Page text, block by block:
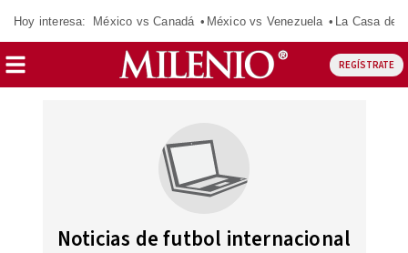
Hoy interesa: México vs Canadá México vs Venezuela La Casa de
REGÍSTRATE
Noticias de futbol internacional